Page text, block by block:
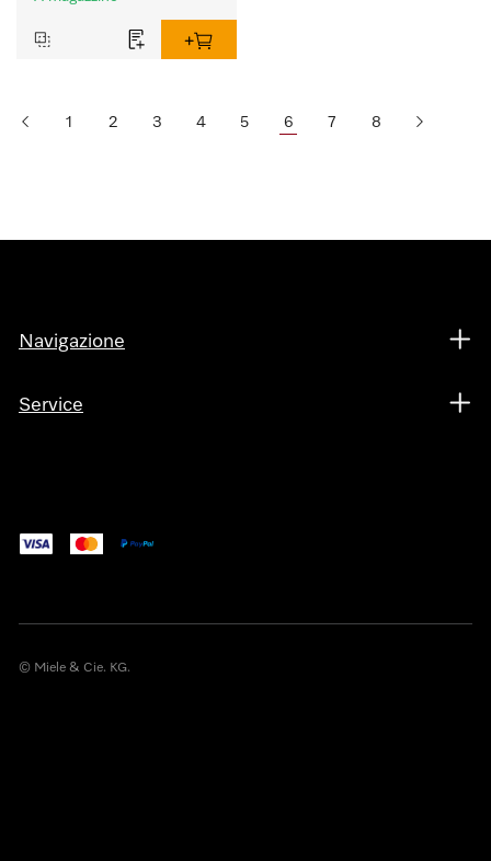
1 2 3 4 5 6 7 8
Navigazione
Service
© Miele & Cie. KG.